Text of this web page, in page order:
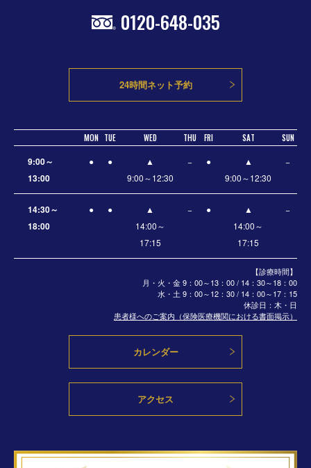
0120-648-035
24時間ネット予約
MON TUE WED THU FRI SAT SUN
【診療時間】
月・火・金 9：00～13：00 / 14：30～18：00
水・土9：00～12：30 / 14：00～17：15
休診日：木・日
患者様へのご案内（保険医療機関における書面掲示）
9:00～
13:00
● ●
▲
9:00～12:30
− ●
▲
9:00～12:30
−
14:30～
18:00
● ●
▲
14:00～
17:15
− ●
▲
14:00～
17:15
−
カレンダー
アクセス